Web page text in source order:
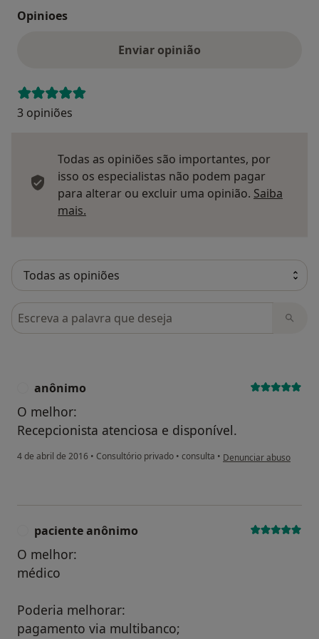
Opinioes
Enviar opinião
3 opiniões
Todas as opiniões são importantes, por
isso os especialistas não podem pagar
para alterar ou excluir uma opinião. Saiba
mais.
Pesquisar em opiniões
anônimo
O melhor:
Recepcionista atenciosa e disponível.
4 de abril de 2016 • Consultório privado • consulta • na opinião do utilizador
Denunciar abuso
paciente anônimo
O melhor:
médico
Poderia melhorar:
pagamento via multibanco;